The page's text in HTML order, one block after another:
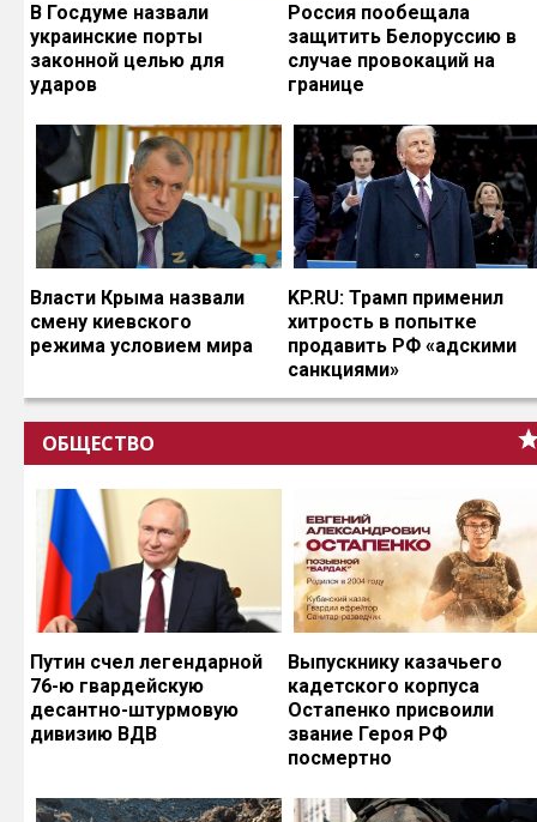
В Госдуме назвали
украинские порты
законной целью для
ударов
Россия пообещала
защитить Белоруссию в
случае провокаций на
границе
Власти Крыма назвали
смену киевского
режима условием мира
KP.RU: Трамп применил
хитрость в попытке
продавить РФ «адскими
санкциями»
ОБЩЕСТВО
Путин счел легендарной
76-ю гвардейскую
десантно-штурмовую
дивизию ВДВ
Выпускнику казачьего
кадетского корпуса
Остапенко присвоили
звание Героя РФ
посмертно